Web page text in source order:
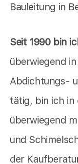
Bauleitung in
Seit 1990 bin
überwiegend
Abdichtungs-
tätig, bin ich in
überwiegend
und
der